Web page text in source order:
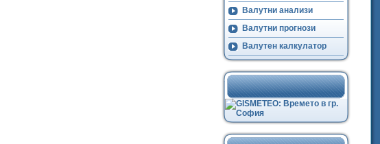
Валутни анализи
Валутни прогнози
Валутен калкулатор